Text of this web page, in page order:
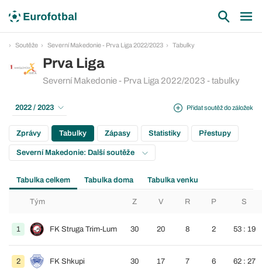
Soutěže Severní Makedonie - Prva Liga 2022/2023 Tabulky
Prva Liga
Severní Makedonie - Prva Liga 2022/2023 - tabulky
Přidat soutěž do záložek
2022 / 2023
Zprávy Tabulky Zápasy Statistiky Přestupy
Severní Makedonie: Další soutěže
Tabulka celkem Tabulka doma Tabulka venku
Tým Z V R P S
1 FK Struga Trim-Lum 30 20 8 2 53 : 19
2 FK Shkupi 30 17 7 6 62 : 27